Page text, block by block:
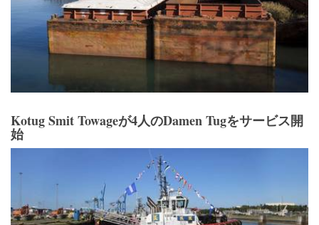
Kotug Smit Towageが4人のDamen Tugをサービス開
始